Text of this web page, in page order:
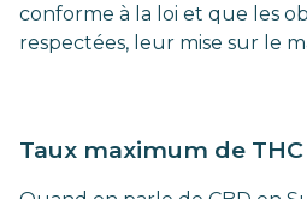
conforme à la loi et que les
respectées, leur mise sur le
Taux maximum de